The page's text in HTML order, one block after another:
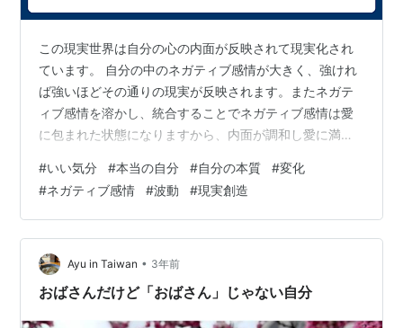
この現実世界は自分の心の内面が反映されて現実化され
ています。 自分の中のネガティブ感情が大きく、強けれ
ば強いほどその通りの現実が反映されます。またネガテ
ィブ感情を溶かし、統合することでネガティブ感情は愛
に包まれた状態になりますから、内面が調和し愛に満た
です。 いい気分になろうと頑張って「こう考えればい
い」と思考を使っていると、それはこの世のトリックで
眠っていく一方です。本当の自分から遠ざかるというテ
クニックなんです。 このいい気分になろうと考えている
状態というのは、自分の中にネガティブな感情が入って
きたときに、「このままではだめだ、早くなんとか…
#いい気分 #本当の自分 #自分の本質 #変化
#ネガティブ感情 #波動 #現実創造
Ayu in Taiwan • 3年前
おばさんだけど「おばさん」じゃない自分